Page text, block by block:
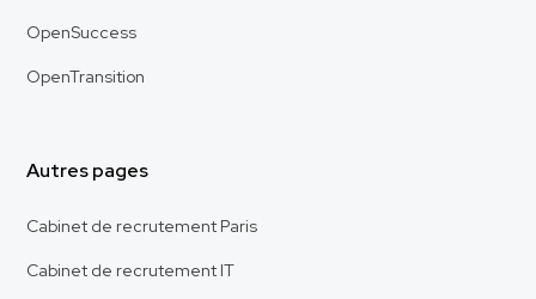
OpenSuccess
OpenTransition
Autres pages
Cabinet de recrutement Paris
Cabinet de recrutement IT